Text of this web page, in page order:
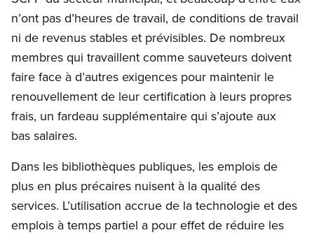
n’ont pas d’heures de travail, de conditions de travail
ni de revenus stables et prévisibles. De nombreux
membres qui travaillent comme sauveteurs doivent
faire face à d’autres exigences pour maintenir le
renouvellement de leur certification à leurs propres
frais, un fardeau supplémentaire qui s’ajoute aux
bas salaires.
Dans les bibliothèques publiques, les emplois de
plus en plus précaires nuisent à la qualité des
services. L’utilisation accrue de la technologie et des
emplois à temps partiel a pour effet de réduire les